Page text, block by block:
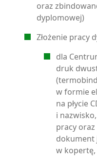
oraz
dyplomowej)
Złożenie pracy
dla
druk
w formie
na płycie
i
pracy
dokument
w kopertę,